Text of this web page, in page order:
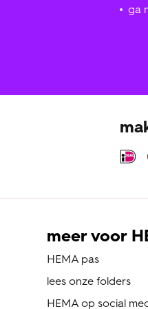
ga
meer voor
HEMA pas
lees onze folders
HEMA op social